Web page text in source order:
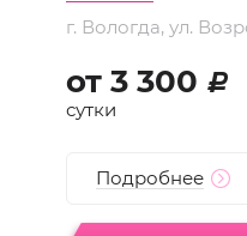
г. Вологда, ул.
от 3 300 d
сутки
Подробнее